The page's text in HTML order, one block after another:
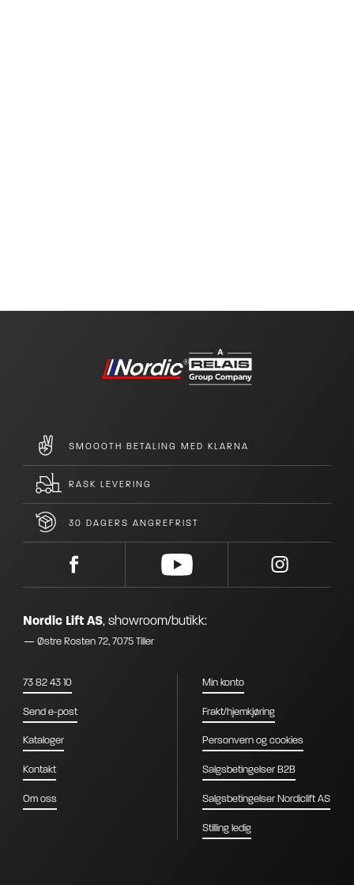
SMOOOTH BETALING MED KLARNA
RASK LEVERING
30 DAGERS ANGREFRIST
Nordic Lift AS, showroom/butikk:
Østre Rosten 72, 7075 Tiller
73 82 43 10
Send e-post
Kataloger
Kontakt
Om oss
Min konto
Frakt/hjemkjøring
Personvern og cookies
Salgsbetingelser B2B
Salgsbetingelser Nordiclift AS
Stilling ledig